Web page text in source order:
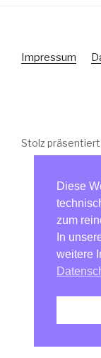
Impressum
Stolz
Diese
zum
In
weitere